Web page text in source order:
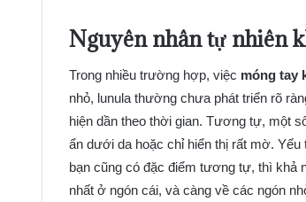
Nguyên nhân tự nhiên
Trong nhiều trường hợp, việc móng tay
nhỏ, lunula thường chưa phát triển rõ
hiện dần theo thời gian. Tương tự, một
ẩn dưới da hoặc chỉ hiển thị rất mờ. Yếu
bạn cũng có đặc điểm tương tự, thì khả
nhất ở ngón cái, và càng về các ngón